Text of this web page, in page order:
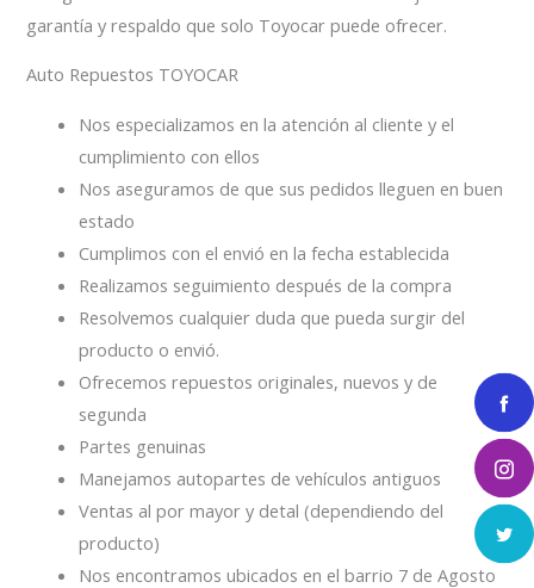
garantía y respaldo que solo Toyocar puede ofrecer.
Auto Repuestos TOYOCAR
Nos especializamos en la atención al cliente y el
cumplimiento con ellos
Nos aseguramos de que sus pedidos lleguen en buen
estado
Cumplimos con el envió en la fecha establecida
Realizamos seguimiento después de la compra
Resolvemos cualquier duda que pueda surgir del
producto o envió.
Ofrecemos repuestos originales, nuevos y de
segunda
Partes genuinas
Manejamos autopartes de vehículos antiguos
Ventas al por mayor y detal (dependiendo del
producto)
Nos encontramos ubicados en el barrio 7 de Agosto